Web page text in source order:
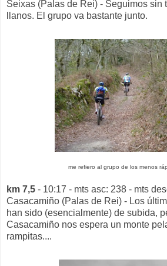
Seixas (Palas de Rei) - Seguimos sin
llanos. El grupo va bastante junto.
me refiero al grupo de los menos
km 7,5 - 10:17 - mts asc: 238 - mts
Casacamiño (Palas de Rei) - Los
han sido (esencialmente) de subida,
Casacamiño nos espera un monte
rampitas....